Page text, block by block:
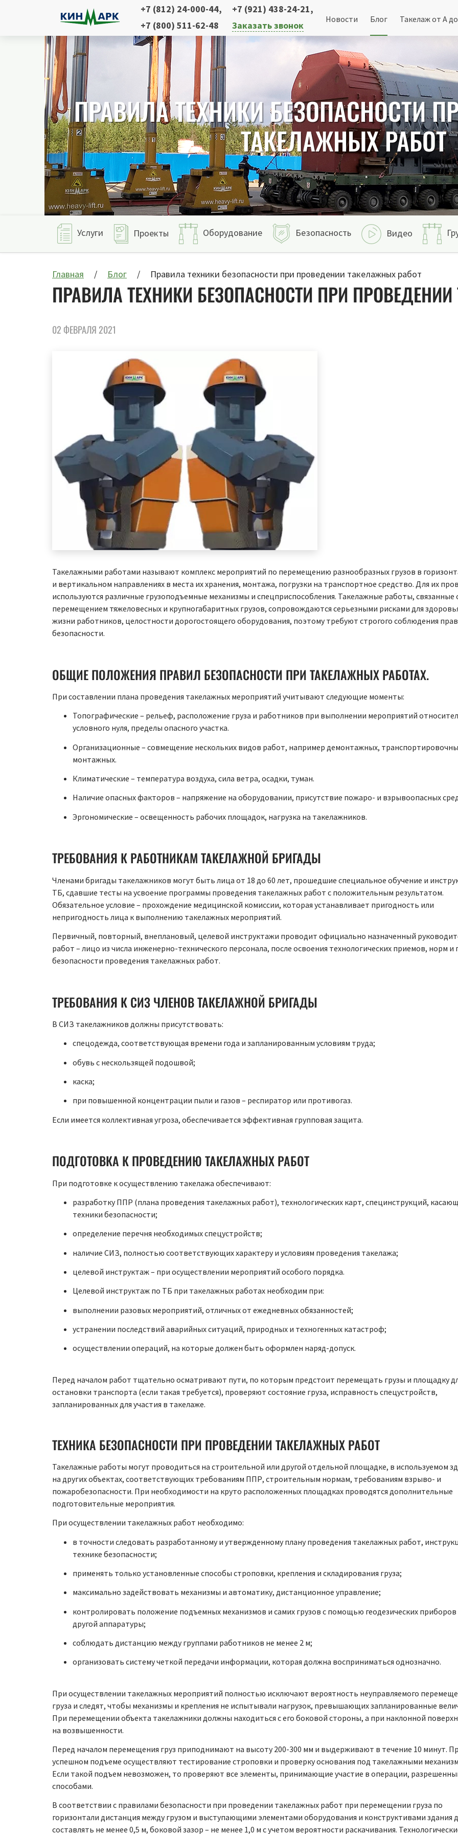
+7 (812) 24-000-44, +7 (921) 438-24-21,
+7 (800) 511-62-48
Заказать звонок
Новости Блог Такелаж от А
ПРАВИЛА ТЕХНИКИ БЕЗОПАСНОСТИ
ТАКЕЛАЖНЫХ РАБОТ
Услуги Проекты Оборудование Безопасность Видео
Главная Блог Правила техники безопасности при проведении такелажных работ
ПРАВИЛА ТЕХНИКИ БЕЗОПАСНОСТИ ПРИ
02 ФЕВРАЛЯ 2021
Такелажными работами называют комплекс мероприятий по перемещению разнообразных грузов в
и вертикальном направлениях в места их хранения, монтажа, погрузки на транспортное средство. Для их
используются различные грузоподъемные механизмы и спецприспособления. Такелажные работы, связанные
перемещением тяжеловесных и крупногабаритных грузов, сопровождаются серьезными рисками для
жизни работников, целостности дорогостоящего оборудования, поэтому требуют строгого соблюдения
безопасности.
ОБЩИЕ ПОЛОЖЕНИЯ ПРАВИЛ БЕЗОПАСНОСТИ ПРИ ТАКЕЛАЖНЫХ РАБОТАХ.
При составлении плана проведения такелажных мероприятий учитывают следующие моменты:
Топографические – рельеф, расположение груза и работников при выполнении мероприятий
условного нуля, пределы опасного участка.
Организационные – совмещение нескольких видов работ, например демонтажных,
монтажных.
Климатические – температура воздуха, сила ветра, осадки, туман.
Наличие опасных факторов – напряжение на оборудовании, присутствие пожаро- и взрывоопасных
Эргономические – освещенность рабочих площадок, нагрузка на такелажников.
ТРЕБОВАНИЯ К РАБОТНИКАМ ТАКЕЛАЖНОЙ БРИГАДЫ
Членами бригады такелажников могут быть лица от 18 до 60 лет, прошедшие специальное обучение и
ТБ, сдавшие тесты на усвоение программы проведения такелажных работ с положительным результатом.
Обязательное условие – прохождение медицинской комиссии, которая устанавливает пригодность или
непригодность лица к выполнению такелажных мероприятий.
Первичный, повторный, внеплановый, целевой инструктажи проводит официально назначенный
работ – лицо из числа инженерно-технического персонала, после освоения технологических приемов, норм и
безопасности проведения такелажных работ.
ТРЕБОВАНИЯ К СИЗ ЧЛЕНОВ ТАКЕЛАЖНОЙ БРИГАДЫ
В СИЗ такелажников должны присутствовать:
спецодежда, соответствующая времени года и запланированным условиям труда;
обувь с нескользящей подошвой;
каска;
при повышенной концентрации пыли и газов – респиратор или противогаз.
Если имеется коллективная угроза, обеспечивается эффективная групповая защита.
ПОДГОТОВКА К ПРОВЕДЕНИЮ ТАКЕЛАЖНЫХ РАБОТ
При подготовке к осуществлению такелажа обеспечивают:
разработку ППР (плана проведения такелажных работ), технологических карт, специнструкций,
техники безопасности;
определение перечня необходимых спецустройств;
наличие СИЗ, полностью соответствующих характеру и условиям проведения такелажа;
целевой инструктаж – при осуществлении мероприятий особого порядка.
Целевой инструктаж по ТБ при такелажных работах необходим при:
выполнении разовых мероприятий, отличных от ежедневных обязанностей;
устранении последствий аварийных ситуаций, природных и техногенных катастроф;
осуществлении операций, на которые должен быть оформлен наряд-допуск.
Перед началом работ тщательно осматривают пути, по которым предстоит перемещать грузы и площадку
остановки транспорта (если такая требуется), проверяют состояние груза, исправность спецустройств,
запланированных для участия в такелаже.
ТЕХНИКА БЕЗОПАСНОСТИ ПРИ ПРОВЕДЕНИИ ТАКЕЛАЖНЫХ РАБОТ
Такелажные работы могут проводиться на строительной или другой отдельной площадке, в используемом
на других объектах, соответствующих требованиям ППР, строительным нормам, требованиям взрыво- и
пожаробезопасности. При необходимости на круто расположенных площадках проводятся дополнительные
подготовительные мероприятия.
При осуществлении такелажных работ необходимо:
в точности следовать разработанному и утвержденному плану проведения такелажных работ,
технике безопасности;
применять только установленные способы строповки, крепления и складирования груза;
максимально задействовать механизмы и автоматику, дистанционное управление;
контролировать положение подъемных механизмов и самих грузов с помощью геодезических приборов
другой аппаратуры;
соблюдать дистанцию между группами работников не менее 2 м;
организовать систему четкой передачи информации, которая должна восприниматься однозначно.
При осуществлении такелажных мероприятий полностью исключают вероятность неуправляемого
груза и следят, чтобы механизмы и крепления не испытывали нагрузок, превышающих запланированные
При перемещении объекта такелажники должны находиться с его боковой стороны, а при наклонной
на возвышенности.
Перед началом перемещения груз приподнимают на высоту 200-300 мм и выдерживают в течение 10 минут.
успешном подъеме осуществляют тестирование строповки и проверку основания под такелажными
Если такой подъем невозможен, то проверяют все элементы, принимающие участие в операции,
способами.
В соответствии с правилами безопасности при проведении такелажных работ при перемещении груза по
горизонтали дистанция между грузом и выступающими элементами оборудования и конструктивами здания
составлять не менее 0,5 м, боковой зазор – не менее 1,0 м с учетом вероятности раскачивания.